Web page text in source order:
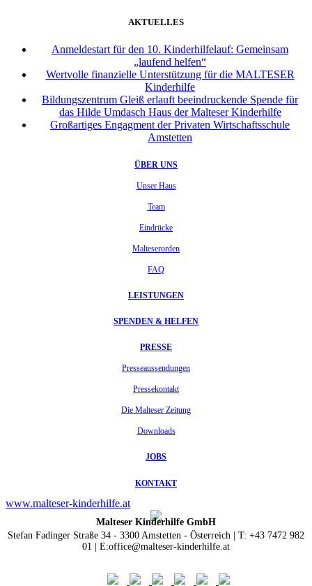
AKTUELLES
Anmeldestart für den 10. Kinderhilfelauf: Gemeinsam
„laufend helfen“
Wertvolle finanzielle Unterstützung für die MALTESER
Kinderhilfe
Bildungszentrum Gleiß erlauft beeindruckende Spende für
das Hilde Umdasch Haus der Malteser Kinderhilfe
Großartiges Engagment der Privaten Wirtschaftsschule
Amstetten
ÜBER UNS
Unser Haus
Team
Eindrücke
Malteserorden
FAQ
LEISTUNGEN
SPENDEN & HELFEN
PRESSE
Presseaussendungen
Pressekontakt
Die Malteser Zeitung
Downloads
JOBS
KONTAKT
www.malteser-kinderhilfe.at
Malteser Kinderhilfe GmbH
Stefan Fadinger Straße 34 - 3300 Amstetten - Österreich | T: +43 7472 982
01 | E:office@malteser-kinderhilfe.at